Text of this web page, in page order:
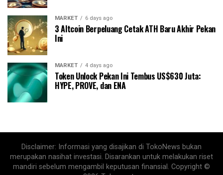
MARKET 6 days ago
3 Altcoin Berpeluang Cetak ATH Baru Akhir Pekan
Ini
MARKET 4 days ago
Token Unlock Pekan Ini Tembus US$630 Juta:
HYPE, PROVE, dan ENA
Disclaimer: Informasi yang disajikan di TokoNews bukan
merupakan nasihat investasi. Disarankan untuk melakukan riset
mandiri sebelum mengambil keputusan finansial. Copyright ©